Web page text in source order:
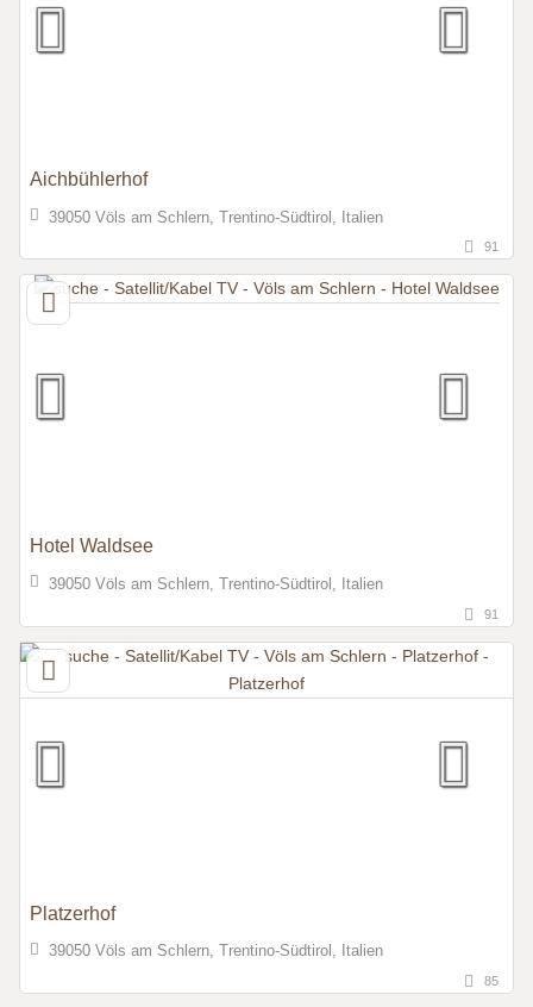
Aichbühlerhof
39050 Völs am Schlern, Trentino-Südtirol, Italien
91
Hotel Waldsee
39050 Völs am Schlern, Trentino-Südtirol, Italien
91
Platzerhof
39050 Völs am Schlern, Trentino-Südtirol, Italien
85